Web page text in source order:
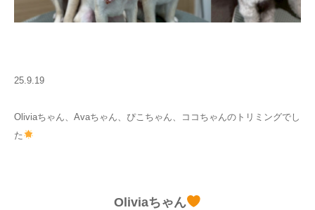
25.9.19
Oliviaちゃん、Avaちゃん、ぴこちゃん、ココちゃんのトリミングでし
た
Oliviaちゃん